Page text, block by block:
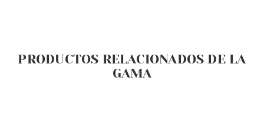
PRODUCTOS RELACIONADOS DE LA
GAMA